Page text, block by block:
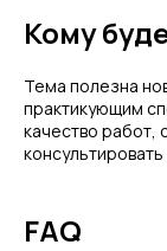
Кому
Тема полезна
практикующим
качество работ,
консультировать
FAQ